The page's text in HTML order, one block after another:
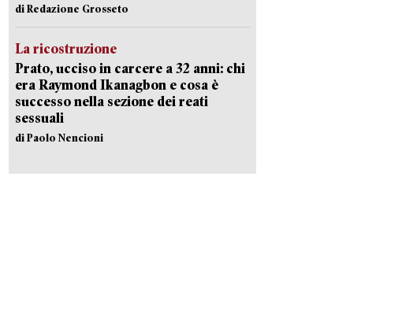
di Redazione Grosseto
La ricostruzione
Prato, ucciso in carcere a 32 anni: chi
era Raymond Ikanagbon e cosa è
successo nella sezione dei reati
sessuali
di Paolo Nencioni